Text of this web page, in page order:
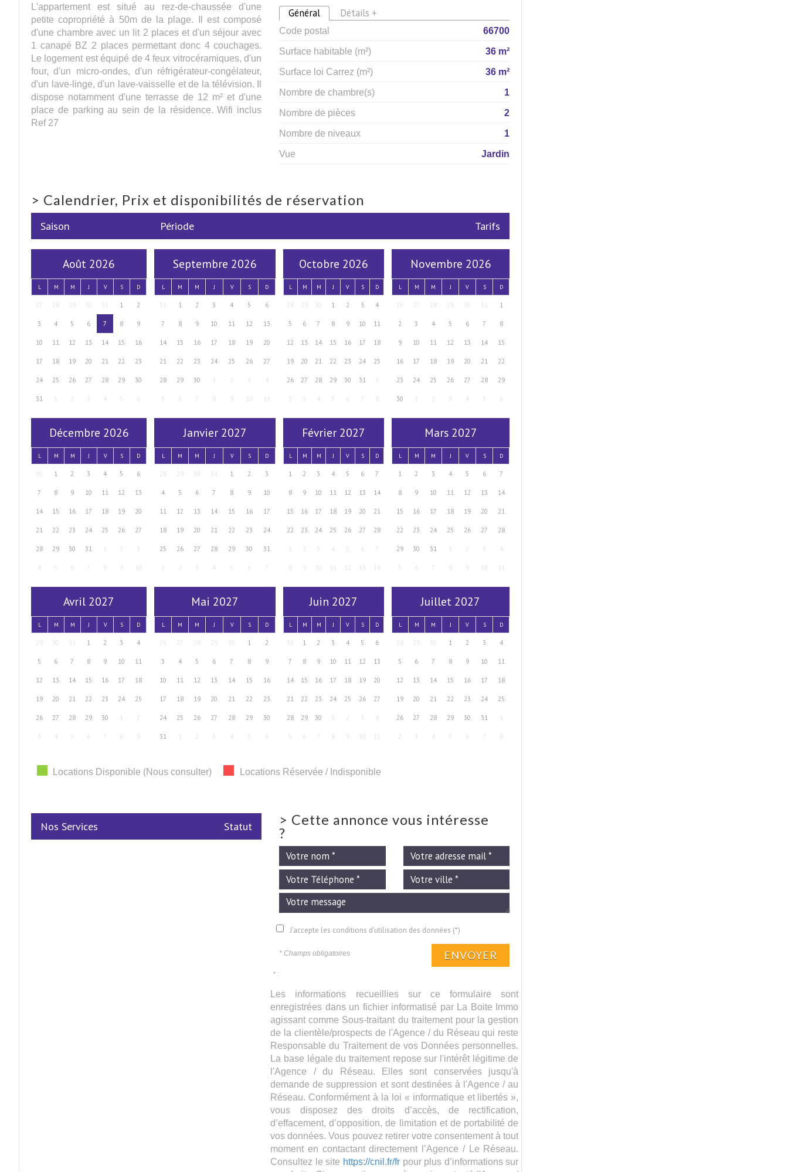
L'appartement est situé au rez-de-chaussée d'une
petite copropriété à 50m de la plage. Il est composé
d'une chambre avec un lit 2 places et d'un séjour avec
1 canapé BZ 2 places permettant donc 4 couchages.
Le logement est équipé de 4 feux vitrocéramiques, d'un
four, d'un micro-ondes, d'un réfrigérateur-congélateur,
d'un lave-linge, d'un lave-vaisselle et de la télévision. Il
dispose notamment d'une terrasse de 12 m² et d'une
place de parking au sein de la résidence. Wifi inclus
Ref 27
Général Détails +
Code postal
66700
Surface habitable (m²)
36 m²
Surface loi Carrez (m²)
36 m²
Nombre de chambre(s)
1
Nombre de pièces
2
Nombre de niveaux
1
Vue
Jardin
> Calendrier, Prix et disponibilités de réservation
Saison Période Tarifs
Août 2026
L M M J V S D
27 28 29 30 31 1 2
3 4 5 6 7 8 9
10 11 12 13 14 15 16
17 18 19 20 21 22 23
24 25 26 27 28 29 30
31 1 2 3 4 5 6
Septembre 2026
L M M J V S D
31 1 2 3 4 5 6
7 8 9 10 11 12 13
14 15 16 17 18 19 20
21 22 23 24 25 26 27
28 29 30 1 2 3 4
5 6 7 8 9 10 11
Octobre 2026
L M M J V S D
28 29 30 1 2 3 4
5 6 7 8 9 10 11
12 13 14 15 16 17 18
19 20 21 22 23 24 25
26 27 28 29 30 31 1
2 3 4 5 6 7 8
Novembre 2026
L M M J V S D
26 27 28 29 30 31 1
2 3 4 5 6 7 8
9 10 11 12 13 14 15
16 17 18 19 20 21 22
23 24 25 26 27 28 29
30 1 2 3 4 5 6
Décembre 2026
L M M J V S D
30 1 2 3 4 5 6
7 8 9 10 11 12 13
14 15 16 17 18 19 20
21 22 23 24 25 26 27
28 29 30 31 1 2 3
4 5 6 7 8 9 10
Janvier 2027
L M M J V S D
28 29 30 31 1 2 3
4 5 6 7 8 9 10
11 12 13 14 15 16 17
18 19 20 21 22 23 24
25 26 27 28 29 30 31
1 2 3 4 5 6 7
Février 2027
L M M J V S D
1 2 3 4 5 6 7
8 9 10 11 12 13 14
15 16 17 18 19 20 21
22 23 24 25 26 27 28
1 2 3 4 5 6 7
8 9 10 11 12 13 14
Mars 2027
L M M J V S D
1 2 3 4 5 6 7
8 9 10 11 12 13 14
15 16 17 18 19 20 21
22 23 24 25 26 27 28
29 30 31 1 2 3 4
5 6 7 8 9 10 11
Avril 2027
L M M J V S D
29 30 31 1 2 3 4
5 6 7 8 9 10 11
12 13 14 15 16 17 18
19 20 21 22 23 24 25
26 27 28 29 30 1 2
3 4 5 6 7 8 9
Mai 2027
L M M J V S D
26 27 28 29 30 1 2
3 4 5 6 7 8 9
10 11 12 13 14 15 16
17 18 19 20 21 22 23
24 25 26 27 28 29 30
31 1 2 3 4 5 6
Juin 2027
L M M J V S D
31 1 2 3 4 5 6
7 8 9 10 11 12 13
14 15 16 17 18 19 20
21 22 23 24 25 26 27
28 29 30 1 2 3 4
5 6 7 8 9 10 11
Juillet 2027
L M M J V S D
28 29 30 1 2 3 4
5 6 7 8 9 10 11
12 13 14 15 16 17 18
19 20 21 22 23 24 25
26 27 28 29 30 31 1
2 3 4 5 6 7 8
Locations Disponible (Nous consulter) Locations Réservée / Indisponible
Nos Services Statut > Cette annonce vous intéresse
?
J'accepte les conditions d'utilisation des données (*)
* Champs obligatoires ENVOYER
* :
Les informations recueillies sur ce formulaire sont
enregistrées dans un fichier informatisé par La Boite Immo
agissant comme Sous-traitant du traitement pour la gestion
de la clientèle/prospects de l'Agence / du Réseau qui reste
Responsable du Traitement de vos Données personnelles.
La base légale du traitement repose sur l'intérêt légitime de
l'Agence / du Réseau. Elles sont conservées jusqu'à
demande de suppression et sont destinées à l'Agence / au
Réseau. Conformément à la loi « informatique et libertés »,
vous disposez des droits d’accès, de rectification,
d’effacement, d’opposition, de limitation et de portabilité de
vos données. Vous pouvez retirer votre consentement à tout
moment en contactant directement l’Agence / Le Réseau.
Consultez le site https://cnil.fr/frpour plus d’informations sur